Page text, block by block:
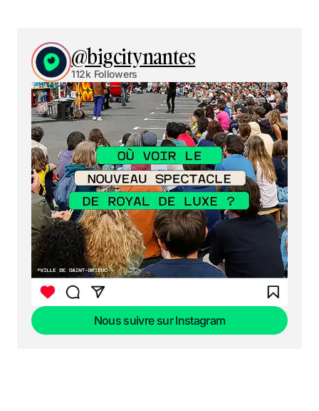
@bigcitynantes
112k Followers
Nous suivre sur Instagram